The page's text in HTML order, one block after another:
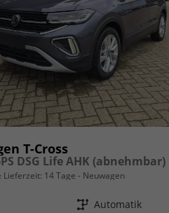
T-Cross
Lieferzeit: 14 Tage Neuwagen
Getriebe Automatik